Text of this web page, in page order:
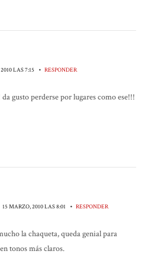
LAS 7:15 • RESPONDER
gusto perderse por lugares como ese!!!
15 MARZO, 2010 LAS 8:01 • RESPONDER
la chaqueta, queda genial para
tonos más claros.